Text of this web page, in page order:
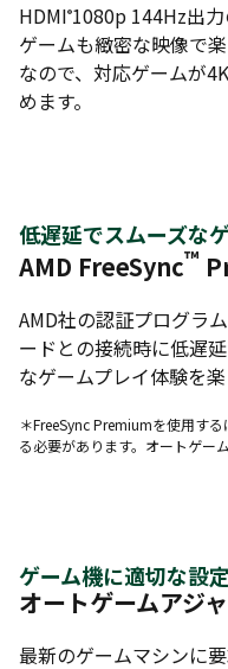
HDMI®1080p 144Hz出
ゲームも緻密な映像で
なので、対応ゲームが
めます。
低遅延でスムーズな
AMD FreeSync™
AMD社の認証プログラ
ードとの接続時に低遅
なゲームプレイ体験を
＊FreeSync Premiumを使用す
る必要があります。オートゲー
ゲーム機に適切な設
オートゲームアジ
最新のゲームマシンに